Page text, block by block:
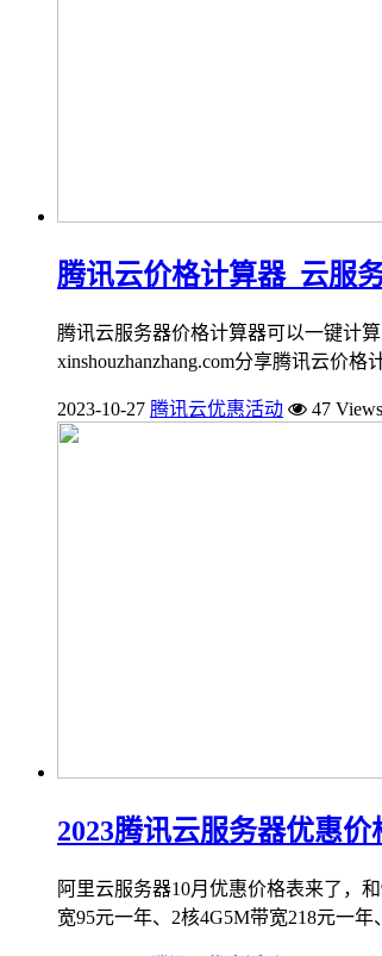
腾讯云价格计算器_云服
腾讯云服务器价格计算器可以一键计
xinshouzhanzhang.com分享腾讯云价
2023-10-27 腾讯云优惠活动 47 Views
2023腾讯云服务器优惠价
阿里云服务器10月优惠价格表来了，
宽95元一年、2核4G5M带宽218元一年